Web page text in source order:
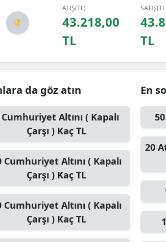
ALIŞ(TL)
43.218,00
TL
TL
da göz atın
Cumhuriyet Altını ( Kapalı
Çarşı ) Kaç TL
Cumhuriyet Altını ( Kapalı
Çarşı ) Kaç TL
Cumhuriyet Altını ( Kapalı
Çarşı ) Kaç TL
En
50
20
1